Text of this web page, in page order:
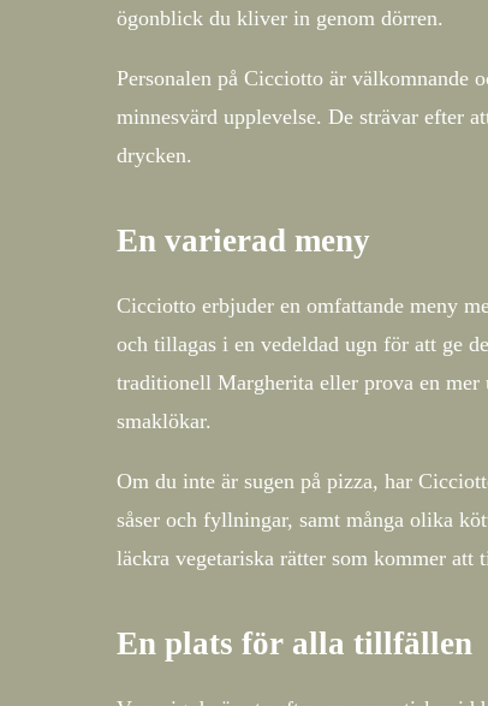
ögonblick du kliver in genom dörren.
Personalen på Cicciotto är
minnesvärd upplevelse. De strävar efter
drycken.
En varierad meny
Cicciotto erbjuder en omfattande meny
och tillagas i en vedeldad ugn för att ge
traditionell Margherita eller prova en
smaklökar.
Om du inte är sugen på pizza, har
såser och fyllningar, samt många olika
läckra vegetariska rätter som kommer att
En plats för alla tillfällen